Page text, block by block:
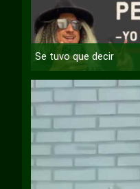
Se tuvo que decir